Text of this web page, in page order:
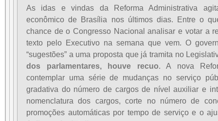
As idas e vindas da Reforma Administrativa
econômico de Brasília nos últimos dias. Entre o
chance de o Congresso Nacional analisar e votar a
texto pelo Executivo na semana que vem. O
“sugestões” a uma proposta que já tramita no
dos parlamentares, houve recuo. A nova
contemplar uma série de mudanças no serviço
gradativa do número de cargos de nível auxiliar e
nomenclatura dos cargos, corte no número de
promoções automáticas por tempo de serviço e o